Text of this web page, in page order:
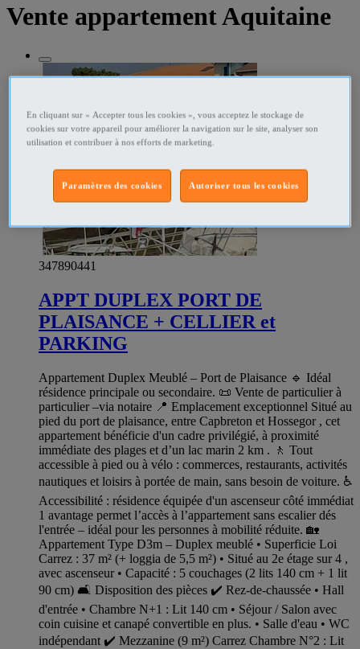
Vente appartement Aquitaine
347890441
APPT DUPLEX PORT DE
PLAISANCE + CELLIER et
PARKING
Appartement Duplex Meublé – Port de Plaisance 🔹 Idéal
résidence principale ou secondaire. 📜 Vente de particulier à
particulier –via notaire 📍 Emplacement exceptionnel Situé au
pied du port de plaisance, entre Capbreton et Hossegor , cet
appartement bénéficie d'un cadre privilégié, à proximité
immédiate des plages et d’un lac marin 2 km . 🚶 Tout
accessible à pied ou à vélo : commerces, restaurants, activités
nautiques et loisirs à portée de main, sans besoin de voiture. ♿
Accessibilité : résidence équipée d'un ascenseur côté immédiat
1 avantage permet l’accès à l’appartement sans escalier dés
l'entrée – idéal pour les personnes à mobilité réduite. 🏡
Appartement Type D3m – Duplex meublé • Superficie Loi
Carrez : 37 m² (+ loggia de 5,5 m²) • Situé au 2e étage sur 4 ,
avec ascenseur • Capacité : 5 couchages (2 lits 140 cm + 1 lit
90 cm) 🛋 Disposition des pièces ✔ Rez-de-chaussée • Hall
d'entrée • Chambre N+1 : Lit 140 cm • Séjour / Salon avec
coin cuisine et canapé convertible en plus. • Salle d'eau • WC
indépendant ✔ Mezzanine (9 m²) Carrez Chambre N°2 : Lit
En cliquant sur « Accepter tous les cookies », vous acceptez le stockage de
cookies sur votre appareil pour améliorer la navigation sur le site, analyser son
utilisation et contribuer à nos efforts de marketing.
Autoriser tous les cookies
Paramètres des cookies